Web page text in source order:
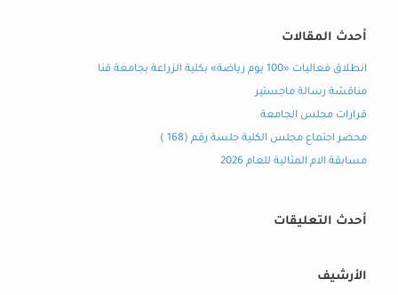
أحدث المقالات
انطلاق فعاليات «100 يوم رياضة» بكلية الزراعة بجامعة قنا
مناقشة رسالة ماجستير
قرارات مجلس الجامعة
محضر اجتماع مجلس الكلية جلسة رقم (168 )
مسابقة الام المثالية للعام 2026
أحدث التعليقات
الأرشيف